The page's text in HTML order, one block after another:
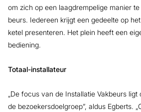
om zich op een laagdrempelige manier
beurs. Iedereen krijgt een gedeelte op
ketel presenteren. Het plein heeft een
bediening.
Totaal-installateur
„De focus van de Installatie Vakbeurs
de bezoekersdoelgroep”, aldus Egberts.